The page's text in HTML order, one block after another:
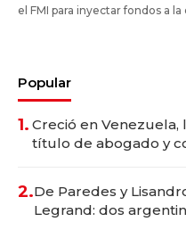
el FMI para inyectar fondos a
Popular
1. Creció en
título de abogado y
2.De Paredes y
Legrand: dos